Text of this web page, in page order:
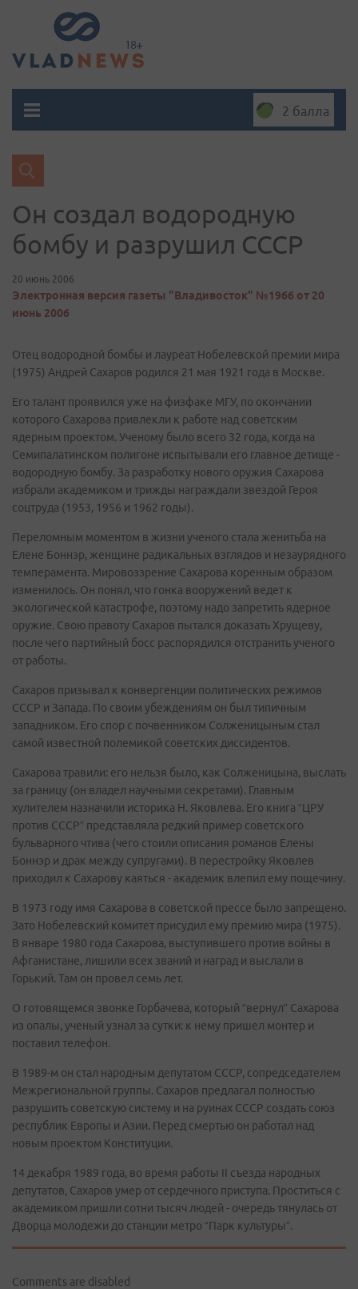
2 балла
Он создал водородную
бомбу и разрушил СССР
20 июнь 2006
Электронная версия газеты "Владивосток" №1966 от 20
июнь 2006
Отец водородной бомбы и лауреат Нобелевской премии мира
(1975) Андрей Сахаров родился 21 мая 1921 года в Москве.
Его талант проявился уже на физфаке МГУ, по окончании
которого Сахарова привлекли к работе над советским
ядерным проектом. Ученому было всего 32 года, когда на
Семипалатинском полигоне испытывали его главное детище -
водородную бомбу. За разработку нового оружия Сахарова
избрали академиком и трижды награждали звездой Героя
соцтруда (1953, 1956 и 1962 годы).
Переломным моментом в жизни ученого стала женитьба на
Елене Боннэр, женщине радикальных взглядов и незаурядного
темперамента. Мировоззрение Сахарова коренным образом
изменилось. Он понял, что гонка вооружений ведет к
экологической катастрофе, поэтому надо запретить ядерное
оружие. Свою правоту Сахаров пытался доказать Хрущеву,
после чего партийный босс распорядился отстранить ученого
от работы.
Сахаров призывал к конвергенции политических режимов
СССР и Запада. По своим убеждениям он был типичным
западником. Его спор с почвенником Солженицыным стал
самой известной полемикой советских диссидентов.
Сахарова травили: его нельзя было, как Солженицына, выслать
за границу (он владел научными секретами). Главным
хулителем назначили историка Н. Яковлева. Его книга “ЦРУ
против СССР” представляла редкий пример советского
бульварного чтива (чего стоили описания романов Елены
Боннэр и драк между супругами). В перестройку Яковлев
приходил к Сахарову каяться - академик влепил ему пощечину.
В 1973 году имя Сахарова в советской прессе было запрещено.
Зато Нобелевский комитет присудил ему премию мира (1975).
В январе 1980 года Сахарова, выступившего против войны в
Афганистане, лишили всех званий и наград и выслали в
Горький. Там он провел семь лет.
О готовящемся звонке Горбачева, который “вернул” Сахарова
из опалы, ученый узнал за сутки: к нему пришел монтер и
поставил телефон.
В 1989-м он стал народным депутатом СССР, сопредседателем
Межрегиональной группы. Сахаров предлагал полностью
разрушить советскую систему и на руинах СССР создать союз
республик Европы и Азии. Перед смертью он работал над
новым проектом Конституции.
14 декабря 1989 года, во время работы II съезда народных
депутатов, Сахаров умер от сердечного приступа. Проститься с
академиком пришли сотни тысяч людей - очередь тянулась от
Дворца молодежи до станции метро “Парк культуры”.
Comments are disabled